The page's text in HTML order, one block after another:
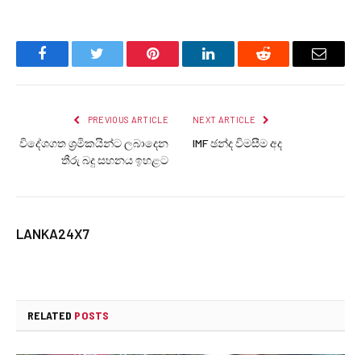
FacebookTwitter Pinterest LinkedInReddit Email
PREVIOUS ARTICLE
විදේශගත ශ්‍රමිකයින්ට ලබාදෙන
තීරු බදු සහනය ඉහළට
NEXT ARTICLE
IMF ඡන්ද විමසීම අද
LANKA24X7
RELATED POSTS